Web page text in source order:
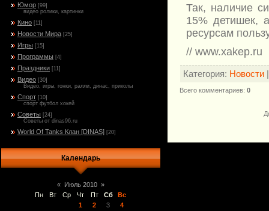
Юмор [99]
видео ролики, картинки
Кино [11]
Новости Мира [25]
Игры [15]
Программы [4]
Праздники [11]
Видео [30]
Видео, игры, гонки, ралли, динас, приколы
Спорт [10]
спорт футбол хокей
Советы [24]
Советы от dinas96.ru
World Of Tanks Клан [DINAS] [20]
Календарь
« Июль 2010 »
Пн
Вт Ср Чт Пт Сб
Вс
1
2 3
4
Так, наличие
15% детишек,
ресурсам
// www.xakep.ru
Категория: Новости
Всего комментариев: 0